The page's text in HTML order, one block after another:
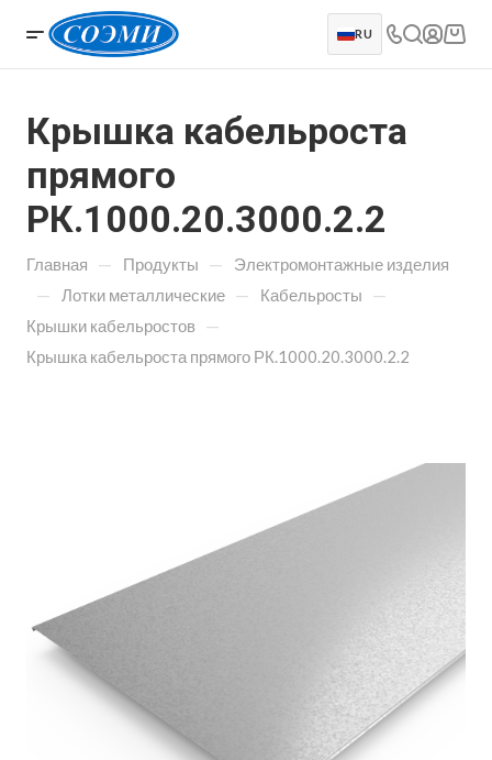
RU
Крышка кабельроста
прямого
РК.1000.20.3000.2.2
Главная — Продукты — Электромонтажные изделия
— Лотки металлические — Кабельросты —
Крышки кабельростов —
Крышка кабельроста прямого РК.1000.20.3000.2.2